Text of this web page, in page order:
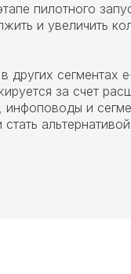
пилотного
и увеличить
сегментах
за счет
инфоповоды и